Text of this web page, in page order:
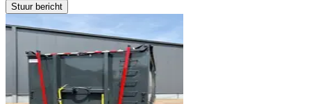
Stuur bericht